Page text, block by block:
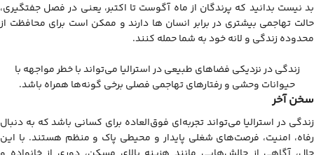
بد نیست بدانید که پرندگان از ماه آگوست تا اکتبر، یعنی در فصل جفتگیری،
حالت تهاجمی بیشتری در برابر انسان ها دارند و ممکن است برای محافظت از
محدوده زندگی و لانه خود به شما حمله کنند.
زندگی در نزدیکی فضاهای طبیعی در استرالیا می‌تواند با خطر مواجهه با
حیوانات وحشی و رفتارهای تهاجمی فصلی برخی گونه‌ها همراه باشد.
سخن آخر
زندگی در استرالیا می‌تواند تجربه‌ای فوق‌العاده برای کسانی باشد که به دنبال
رفاه، امنیت، فرصت‌های شغلی پایدار و محیطی پاک و منظم هستند. با این